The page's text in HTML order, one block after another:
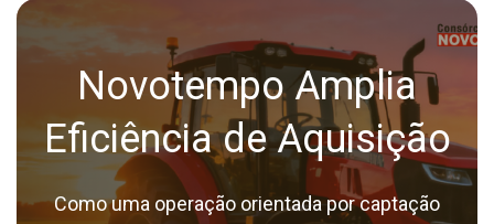
Novotempo Amplia
Eficiência de Aquisição
Como uma operação orientada por captação